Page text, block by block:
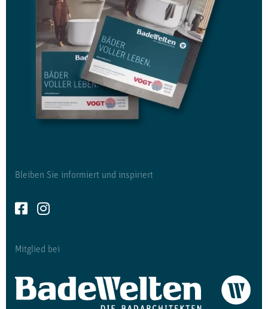
Bleiben Sie informiert und inspiriert
Mitglied bei